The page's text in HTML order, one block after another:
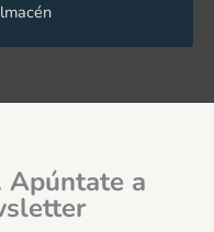
Apúntate a